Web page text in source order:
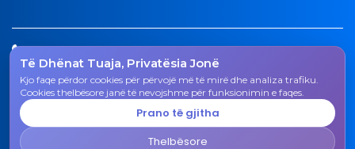
Të Dhënat Tuaja, Privatësia Jonë
Kjo faqe përdor cookies për përvojë më të mirë dhe analiza trafiku.
Cookies thelbësore janë të nevojshme për funksionimin e faqes.
Prano të gjitha
Thelbësore
Tel.
038 200 20 831
Email
rektorati@uni-gjk.org
Rektorati - Rr. "Ismail Qemali", n.n., 50 000 Gjakovë,